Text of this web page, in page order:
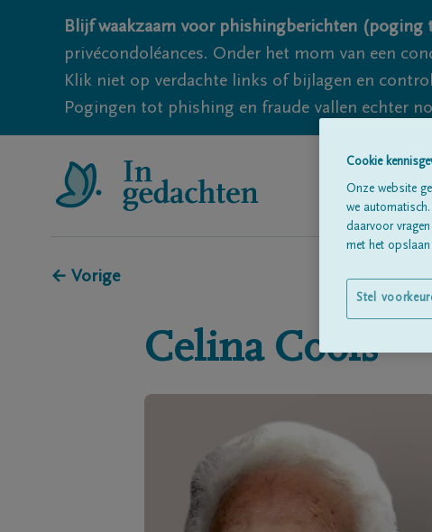
Blijf waakzaam voor phishingberichten
privécondoléances. Onder het mom van een
Klik niet op verdachte links of bijlagen en
Pogingen tot phishing en fraude vallen echter
← Vorige
Celina Cools
Cookie
Onze website
we
daarvoor
met het
Stel